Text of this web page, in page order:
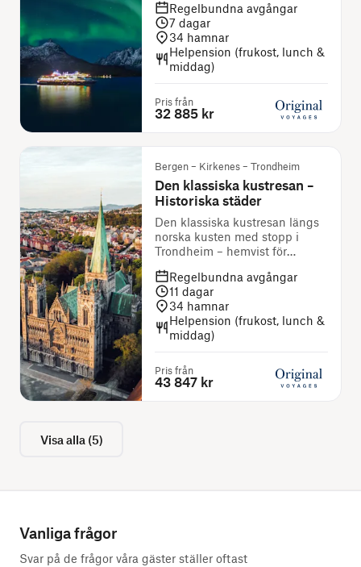
Regelbundna avgångar
7 dagar
34 hamnar
Helpension (frukost, lunch &
middag)
Pris från
32 885 kr
Bergen – Kirkenes – Trondheim
Den klassiska kustresan –
Historiska städer
Den klassiska kustresan längs
norska kusten med stopp i
Trondheim – hemvist för
Regelbundna avgångar
11 dagar
34 hamnar
Helpension (frukost, lunch &
middag)
Pris från
43 847 kr
Visa alla (5)
Vanliga frågor
Svar på de frågor våra gäster ställer oftast